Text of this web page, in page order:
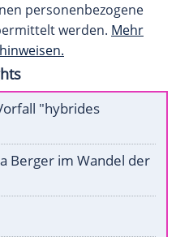
personenbezogene
werden. Mehr
"hybrides
Berger im Wandel der